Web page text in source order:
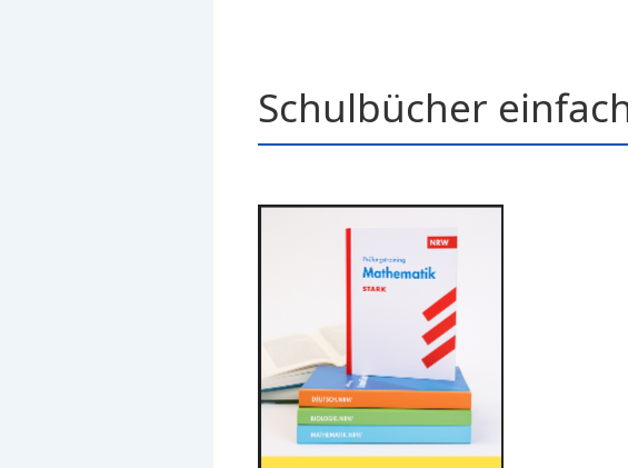
Schulbücher